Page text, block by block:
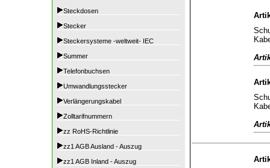
Steckdosen
Stecker
Steckersysteme -weltweit- IEC
Summer
Telefonbuchsen
Umwandlungsstecker
Verlängerungskabel
Zolltarifnummern
zz RoHS-Richtlinie
zz1 AGB Ausland - Auszug
zz1 AGB Inland - Auszug